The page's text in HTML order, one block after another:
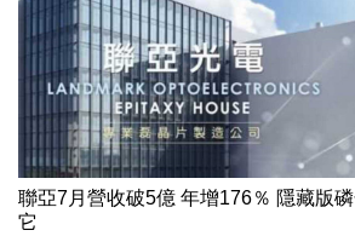
聯亞7月營收破5億 年增176％ 隱藏版
它